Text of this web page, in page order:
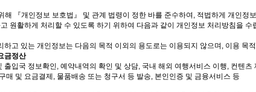
해 『개인정보 보호법』 및 관계 법령이 정한 바를 준수하여, 적법하게 개인
원활하게 처리할 수 있도록 하기 위하여 다음과 같이 개인정보 처리방침을 수
고 있는 개인정보는 다음의 목적 이외의 용도로는 이용되지 않으며, 이용
금정산
입국 정보확인, 예약내역의 확인 및 상담, 국내 해외 여행서비스 이행, 컨텐
매 및 요금결제, 물품배송 또는 청구서 등 발송, 본인인증 및 금융서비스 등